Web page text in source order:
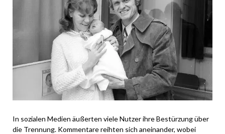
In sozialen Medien äußerten viele Nutzer ihre Bestürzung über
die Trennung. Kommentare reihten sich aneinander, wobei